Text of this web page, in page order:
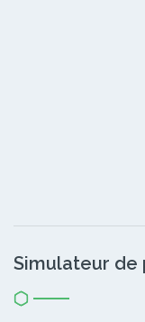
Simulateur de